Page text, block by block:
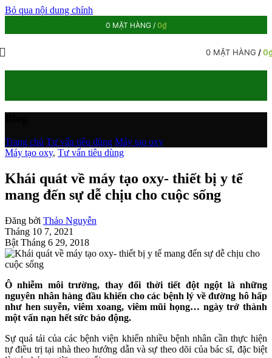
Bỏ qua nội dung chính
0 MẶT HÀNG / 0₫
0 MẶT HÀNG /0
Trang chủ Tư vấn tiêu dùng Máy tạo oxy
Máy tạo oxy, Tư vấn tiêu dùng
Khái quát về máy tạo oxy- thiết bị y tế
mang đến sự dễ chịu cho cuộc sống
Đăng bởi Thảo Nguyễn
Tháng 10 7, 2021
Bật Tháng 6 29, 2018
Ô nhiễm môi trường, thay đổi thời tiết đột ngột là những
nguyên nhân hàng đầu khiến cho các bệnh lý về đường hô hấp
như hen suyễn, viêm xoang, viêm mũi họng… ngày trở thành
một vấn nạn hết sức báo động.
Sự quá tải của các bệnh viện khiến nhiều bệnh nhân cần thực hiện
tự điều trị tại nhà theo hướng dẫn và sự theo dõi của bác sĩ, đặc biệt